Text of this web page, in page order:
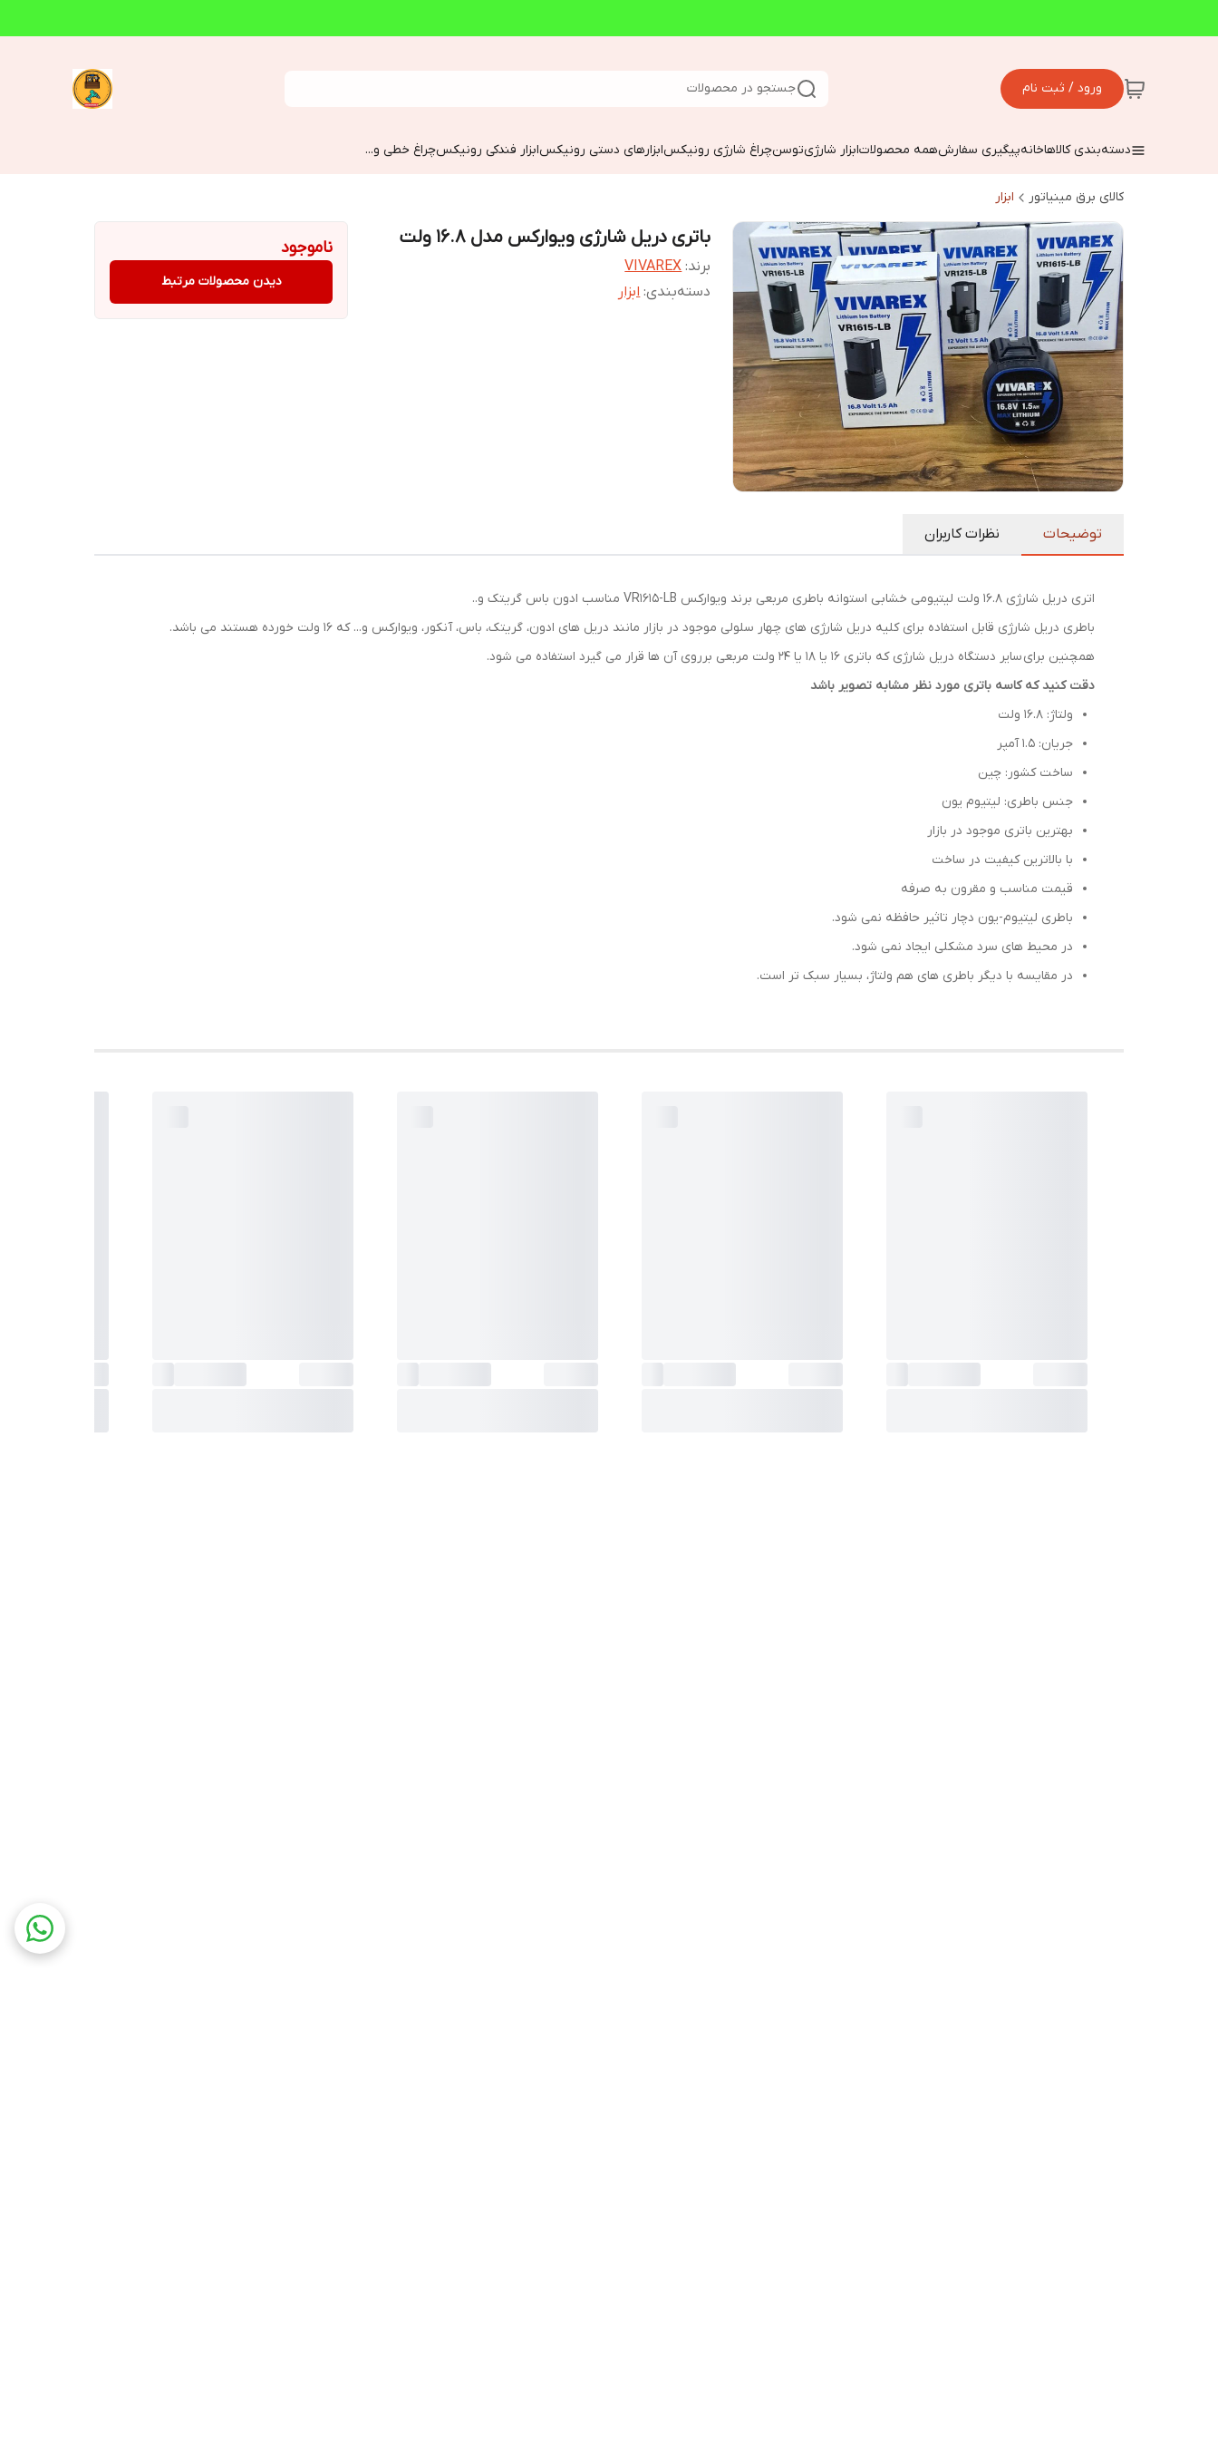
ورود / ثبت نام جستجو در محصولات
دسته‌بندی کالاهاخانهپیگیری سفارشهمه محصولاتابزار شارژیتوسنچراغ شارژی رونیکسابزارهای دستی رونیکسابزار فندکی رونیکسچراغ خطی و...
کالای برق مینیاتور ابزار
باتری دریل شارژی ویوارکس مدل 16.8 ولت
برند: VIVAREX
دسته‌بندی:ابزار
ناموجود
دیدن محصولات مرتبط
توضیحات نظرات کاربران
اتری دریل شارژی 16.8 ولت لیتیومی خشابی استوانه باطری مربعی برند ویوارکس VR1615-LB مناسب ادون باس گریتک و..
باطری دریل شارژی قابل استفاده برای کلیه دریل شارژی های چهار سلولی موجود در بازار مانند دریل های ادون، گریتک، باس، آنکور، ویوارکس و... که 16 ولت خورده هستند می باشد.
همچنین برای سایر دستگاه دریل شارژی که باتری 16 یا 18 یا 24 ولت مربعی برروی آن ها قرار می گیرد استفاده می شود.
دقت کنید که کاسه باتری مورد نظر مشابه تصویر باشد
ولتاژ: 16.8 ولت
جریان: 1.5 آمپر
ساخت کشور: چین
جنس باطری: لیتیوم یون
بهترین باتری موجود در بازار
با بالاترین کیفیت در ساخت
قیمت مناسب و مقرون به صرفه
باطری لیتیوم-یون دچار تاثیر حافظه نمی شود.
در محیط های سرد مشکلی ایجاد نمی شود.
در مقایسه با دیگر باطری های هم ولتاژ، بسیار سبک تر است.